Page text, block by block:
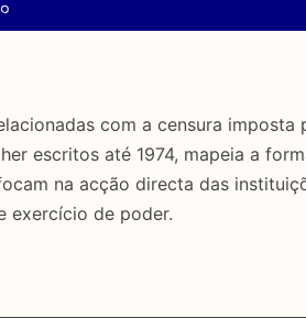
com a censura
escritos até 1974, mapeia a
na acção directa das
exercício de poder.